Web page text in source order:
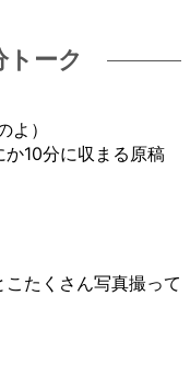
トーク
よ）
10分に収まる原稿
たくさん写真撮って